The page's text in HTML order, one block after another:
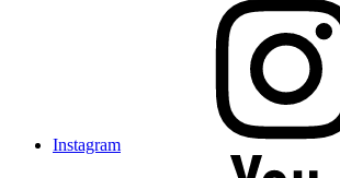
Instagram